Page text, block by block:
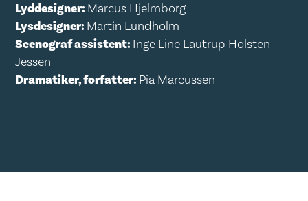
Lyddesigner: Marcus Hjelmborg
Lysdesigner: Martin Lundholm
Scenograf assistent: Inge Line Lautrup Holsten
Jessen
Dramatiker, forfatter: Pia Marcussen